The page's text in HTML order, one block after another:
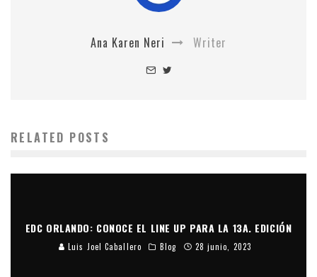
Ana Karen Neri Writer
RELATED POSTS
EDC ORLANDO: CONOCE EL LINE UP PARA LA 13A. EDICIÓN
Luis Joel Caballero Blog 28 junio, 2023